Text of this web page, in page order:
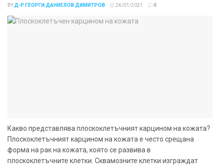
BY Д-Р ГЕОРГИ ДАНИЕЛОВ ДИМИТРОВ 24/01/2021 0
Какво представлява плоскоклетъчният карцином на кожата?
Плоскоклетъчният карцином на кожата е често срещана
форма на рак на кожата, която се развива в
плоскоклетъчните клетки. Сквамозните клетки изграждат